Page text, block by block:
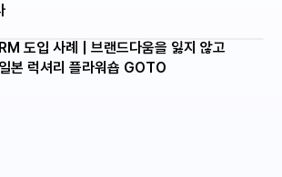
도입 사례 | 브랜드다움을 잃지 않고
본 럭셔리 플라워숍 GOTO